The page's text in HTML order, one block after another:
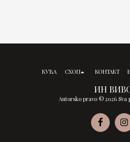
ИН
Autorsko pravo © 2026 Sva
КУЋА СХОП КОНТАКТ